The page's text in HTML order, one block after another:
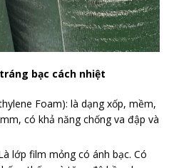
bạc cách nhiệt
Foam): là dạng xốp, mềm,
có khả năng chống va đập và
lớp film mỏng có ánh bạc. Có